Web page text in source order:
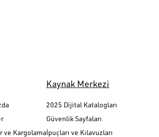
ve Kargolama
Kaynak Merkezi
2025 Dijital Katalogları
Güvenlik Sayfaları
İpuçları ve Kılavuzları